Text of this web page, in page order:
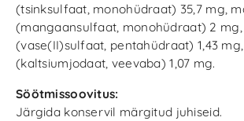
(tsinksulfaat, monohüdraat) 35,7 mg,
(mangaansulfaat, monohüdraat) 2 mg,
(vase(II)sulfaat, pentahüdraat) 1,43
(kaltsiumjodaat, veevaba) 1,07 mg.
Söötmissoovitus:
Järgida konservil märgitud juhiseid.